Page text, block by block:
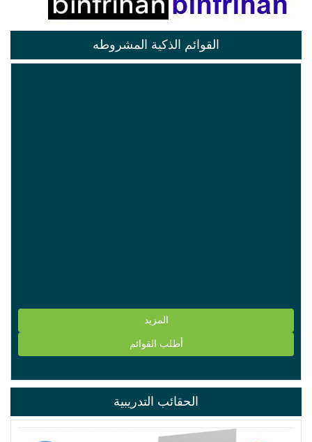
القوائم الذكية المشروطه
المزيد
أطلب القوائم
الحقائب التدريبية